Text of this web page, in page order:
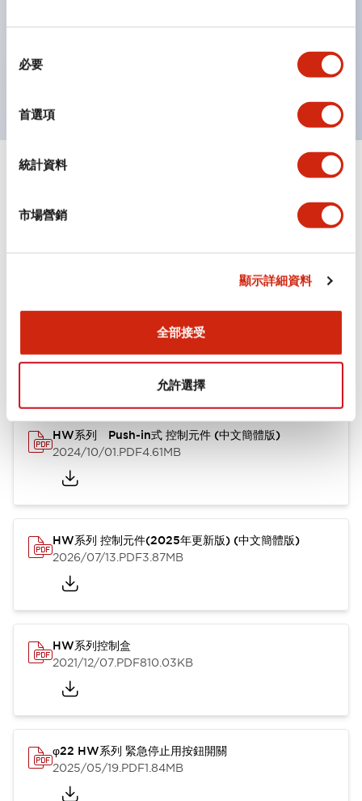
必要
首選項
統計資料
市場營銷
顯示詳細資料
全部接受
允許選擇
示燈的亮燈/熄燈狀態，以及點燈時的顏色識別。
符合 ISO 3864-4 安全色規範：在危險或緊急狀況下，
顯示全部+
功能規格
文件和檔案
型錄和宣傳手冊
HW系列 Push-in式 控制元件 (中文簡體版)
2024/10/01.PDF4.61MB
HW系列 控制元件(2025年更新版) (中文簡體版)
2026/07/13.PDF3.87MB
HW系列控制盒
2021/12/07.PDF810.03KB
φ22 HW系列 緊急停止用按鈕開關
2025/05/19.PDF1.84MB